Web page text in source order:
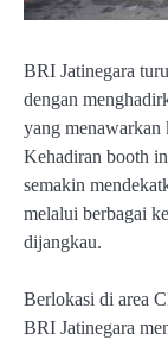
BRI Jatinegara
dengan
yang menawarkan
Kehadiran booth
semakin
melalui berbagai
dijangkau.
Berlokasi di area
BRI Jatinegara